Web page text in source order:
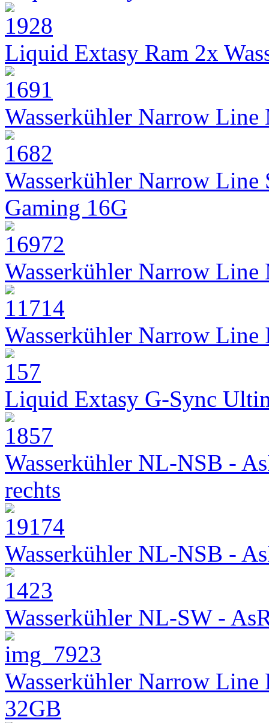
Liquid Extasy Ram 2x
Wasserkühler Narrow
Wasserkühler Narrow
Gaming 16G
Wasserkühler Narrow
Wasserkühler Narrow
Liquid Extasy G-Sync
Wasserkühler NL-NSB -
rechts
Wasserkühler NL-NSB -
Wasserkühler NL-SW -
Wasserkühler Narrow
32GB